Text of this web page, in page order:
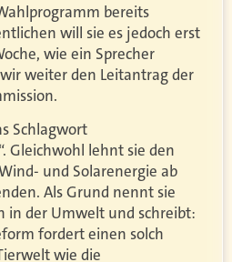
bereits
will sie es jedoch erst
wie ein Sprecher
weiter den Leitantrag der
Schlagwort
Gleichwohl lehnt sie den
und Solarenergie ab
Als Grund nennt sie
in der Umwelt und schreibt:
fordert einen solch
wie die